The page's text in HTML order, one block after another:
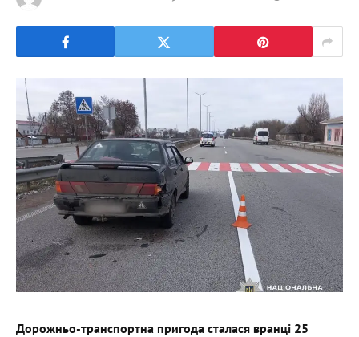
Дорожньо-транспортна пригода сталася вранці 25